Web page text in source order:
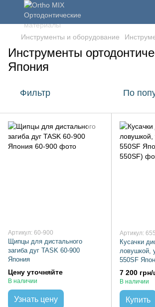
Инструменты и оборудование
Инструменты
Япония
Фильтр По
Артикул: 60-900
Щипцы для дистального
загиба дуг TASK 60-900
Япония
Цену уточняйте
В наличии
Узнать цену
Артикул:
Кусачки
ловушкой,
550SF
7 200 грн/
В наличии
Купить